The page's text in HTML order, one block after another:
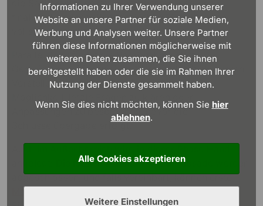
Informationen zu Ihrer Verwendung unserer
Website an unsere Partner für soziale Medien,
Werbung und Analysen weiter. Unsere Partner
führen diese Informationen möglicherweise mit
weiteren Daten zusammen, die Sie ihnen
bereitgestellt haben oder die sie im Rahmen Ihrer
Nutzung der Dienste gesammelt haben.
Wenn Sie dies nicht möchten, können Sie hier
ablehnen.
Alle Cookies akzeptieren
Weitere Einstellungen
die Sanitäranlagen undHeizsystemewerden
finalisiert, sodass alle technischen Einrichtungen
vollständig funktionstüchtig sind.
Parallel dazu findet die Vorabnahme statt.
Gemeinsam prüfen wir jedes Detail, damit alles Ihren
Vorstellungen entspricht. Dies gibt Ihnen die
Anpassungen zu besprechen, bevor die
Schlüsselübergabe erfolgt.
angelegt: Die letzten Arbeiten an der Fassade werden
abgeschlossen, und falls vereinbart, können erste